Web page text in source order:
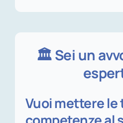
🏛️ Sei un
Vuoi mettere le